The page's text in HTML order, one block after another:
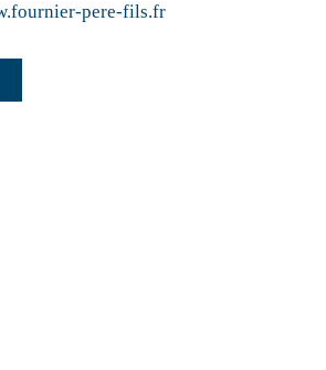
pere-fils.fr